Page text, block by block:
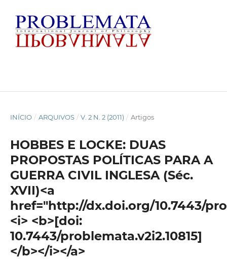
INÍCIO / ARQUIVOS / V. 2 N. 2 (2011) / Artigos
HOBBES E LOCKE: DUAS
PROPOSTAS POLÍTICAS PARA A
GUERRA CIVIL INGLESA (Séc.
XVII)<a
href="http://dx.doi.org/10.7443/
<i> <b>[doi:
10.7443/problemata.v2i2.10815]
</b></i></a>